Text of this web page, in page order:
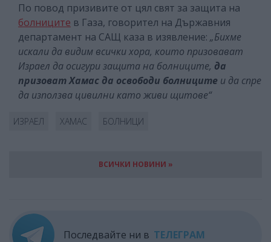
По повод призивите от цял свят за защита на
болниците в Газа, говорител на Държавния
департамент на САЩ каза в изявление: „Бихме
искали да видим всички хора, които призовават
Израел да осигури защита на болниците, да
призоват Хамас да освободи болниците и да спре
да използва цивилни като живи щитове“
ИЗРАЕЛ ХАМАС БОЛНИЦИ
ВСИЧКИ НОВИНИ »
Последвайте ни в ТЕЛЕГРАМ